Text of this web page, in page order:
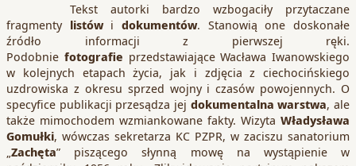
Tekst autorki bardzo wzbogaciły przytaczane
fragmenty listów idokumentów. Stanowią one doskonałe
źródło informacji z pierwszej ręki.
Podobnie fotografie przedstawiające Wacława Iwanowskiego
w kolejnych etapach życia, jak i zdjęcia z ciechocińskiego
uzdrowiska z okresu sprzed wojny i czasów powojennych. O
specyfice publikacji przesądza jej dokumentalna warstwa, ale
także mimochodem wzmiankowane fakty. Wizyta Władysława
Gomułki, wówczas sekretarza KC PZPR, w zaciszu sanatorium
„Zachęta” piszącego słynną mowę na wystąpienie w